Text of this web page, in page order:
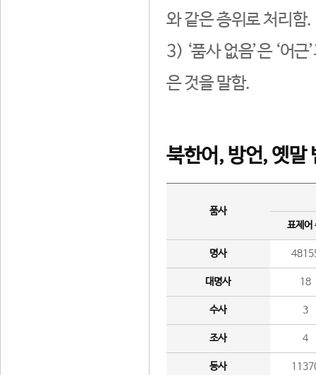
와 같은 층위로 처리함.
3) ‘품사 없음’은 ‘어
은 것을 말함.
북한어, 방언, 옛말
품사
표제어
명사
대명사 18
수사 3
조사 4
동사